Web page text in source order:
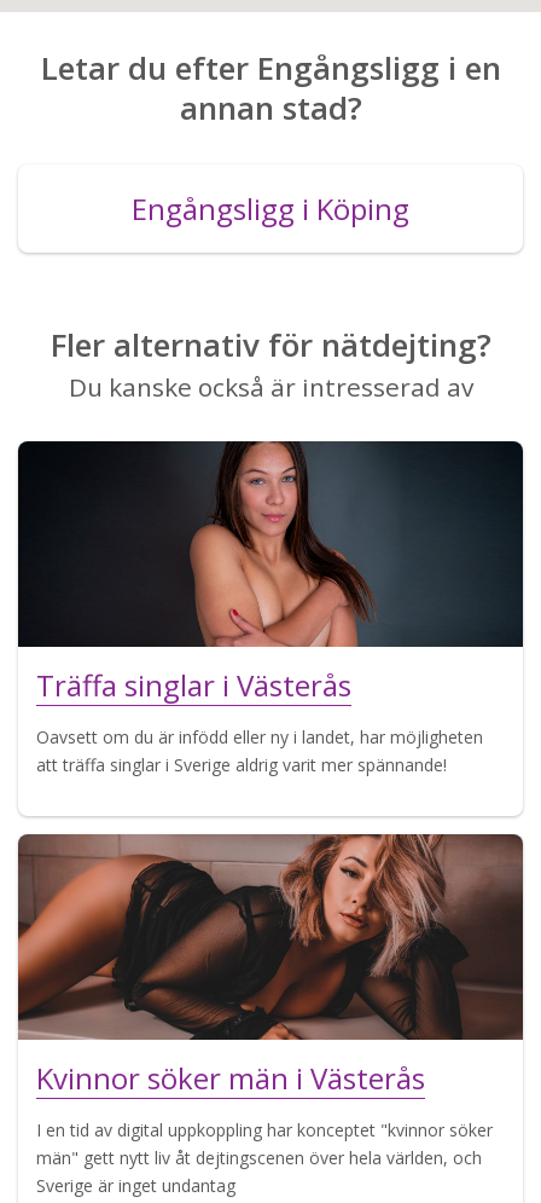
Letar du efter Engångsligg i en
annan stad?
Engångsligg i Köping
Fler alternativ för nätdejting?
Du kanske också är intresserad av
Träffa singlar i Västerås
Oavsett om du är infödd eller ny i landet, har möjligheten
att träffa singlar i Sverige aldrig varit mer spännande!
Kvinnor söker män i Västerås
I en tid av digital uppkoppling har konceptet "kvinnor söker
män" gett nytt liv åt dejtingscenen över hela världen, och
Sverige är inget undantag